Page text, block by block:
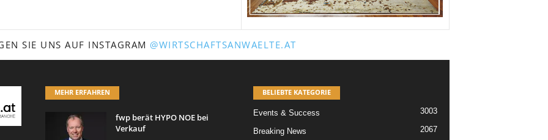
SIE UNS AUF INSTAGRAM @WIRTSCHAFTSANWAELTE.AT
MEHR ERFAHREN
fwp berät HYPO NOE bei
Verkauf
BELIEBTE KATEGORIE
Events & Success 3003
Breaking News 2067